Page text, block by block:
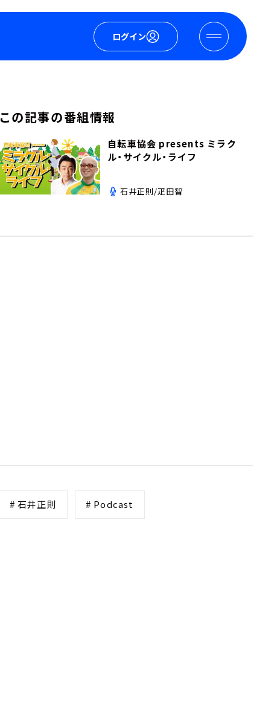
ログイン
この記事の番組情報
自転車協会 presents ミラク
ル・サイクル・ライフ
石井正則/疋田智
# 石井正則 # Podcast